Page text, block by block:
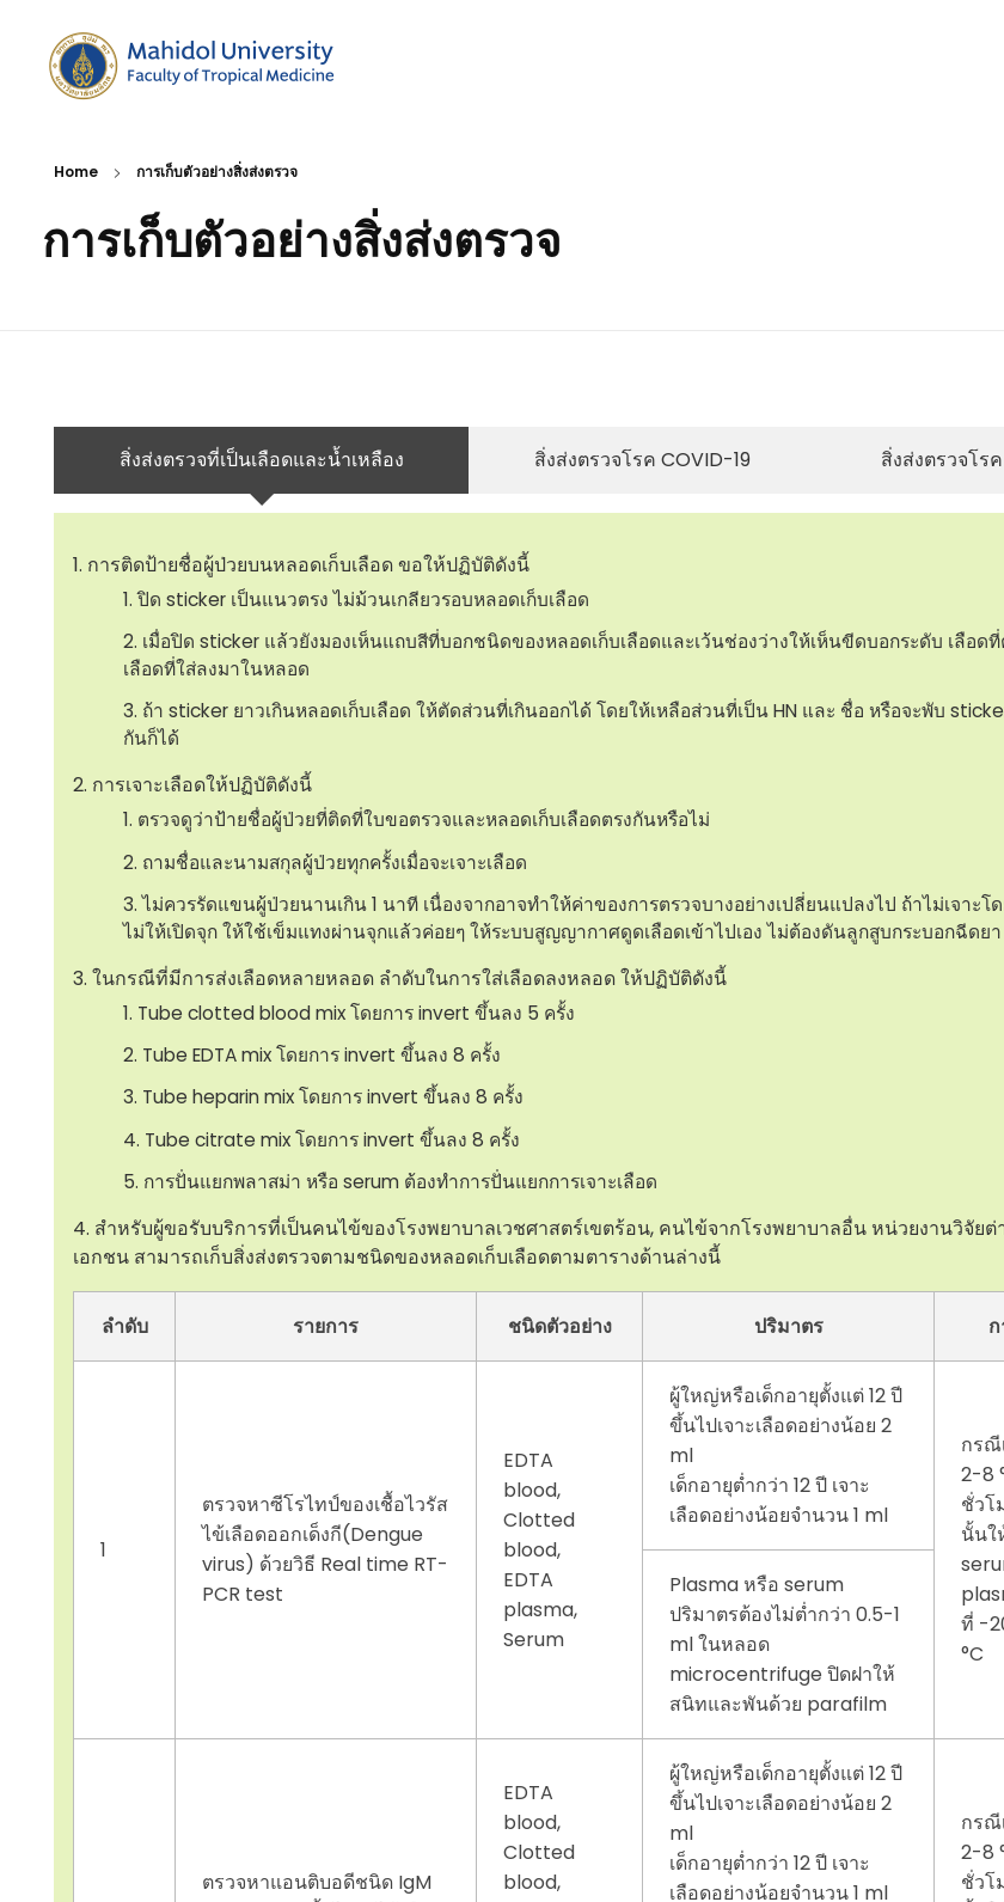
Home การเก็บตัวอย่างสิ่งส่งตรวจ
การเก็บตัวอย่างสิ่งส่งตรวจ
สิ่งส่งตรวจที่เป็นเลือดและน้ำเหลือง สิ่งส่งตรวจโรค COVID-19 สิ่งส่งตรวจโร
การติดป้ายชื่อผู้ป่วยบนหลอดเก็บเลือด ขอให้ปฏิบัติดังนี้
ปิด sticker เป็นแนวตรง ไม่ม้วนเกลียวรอบหลอดเก็บเลือด
เมื่อปิด sticker แล้วยังมองเห็นแถบสีที่บอกชนิดของหลอดเก็บเลือดและเว้นช่องว่างให้เห็นขีดบอกระดับ เลือดที่
เลือดที่ใส่ลงมาในหลอด
ถ้า sticker ยาวเกินหลอดเก็บเลือด ให้ตัดส่วนที่เกินออกได้ โดยให้เหลือส่วนที่เป็น HN และ ชื่อ หรือจะพับ
กันก็ได้
การเจาะเลือดให้ปฏิบัติดังนี้
ตรวจดูว่าป้ายชื่อผู้ป่วยที่ติดที่ใบขอตรวจและหลอดเก็บเลือดตรงกันหรือไม่
ถามชื่อและนามสกุลผู้ป่วยทุกครั้งเมื่อจะเจาะเลือด
ไม่ควรรัดแขนผู้ป่วยนานเกิน 1 นาที เนื่องจากอาจทำให้ค่าของการตรวจบางอย่างเปลี่ยนแปลงไป ถ้าไม่เจาะ
ไม่ให้เปิดจุก ให้ใช้เข็มแทงผ่านจุกแล้วค่อยๆ ให้ระบบสูญญากาศดูดเลือดเข้าไปเอง ไม่ต้องดันลูกสูบกระบอกฉีดยา
ในกรณีที่มีการส่งเลือดหลายหลอด ลำดับในการใส่เลือดลงหลอด ให้ปฏิบัติดังนี้​
Tube clotted blood mix โดยการ invert ขึ้นลง 5 ครั้ง
Tube EDTA mix โดยการ invert ขึ้นลง 8 ครั้ง
Tube heparin mix โดยการ invert ขึ้นลง 8 ครั้ง
Tube citrate mix โดยการ invert ขึ้นลง 8 ครั้ง
การปั่นแยกพลาสม่า หรือ serum ต้องทำการปั่นแยกการเจาะเลือด
สำหรับผู้ขอรับบริการที่เป็นคนไข้ของโรงพยาบาลเวชศาสตร์เขตร้อน, คนไข้จากโรงพยาบาลอื่น หน่วยงานวิจัยต่
เอกชน สามารถเก็บสิ่งส่งตรวจตามชนิดของหลอดเก็บเลือดตามตารางด้านล่างนี้
ลำดับ รายการ ชนิดตัวอย่าง ปริมาตร
1
ตรวจหาซีโรไทป์ของเชื้อไวรัส
ไข้เลือดออกเด็งกี(Dengue
virus) ด้วยวิธี Real time RT-
PCR test
EDTA
blood,
Clotted
blood,
EDTA
plasma,
Serum
ผู้ใหญ่หรือเด็กอายุตั้งแต่ 12 ปี
ขึ้นไปเจาะเลือดอย่างน้อย 2
ml
เด็กอายุต่ำกว่า 12 ปี เจาะ
เลือดอย่างน้อยจำนวน 1 ml
กรณี
2-8
ชั่วโ
นั้นใ
ที่ -
°C
Plasma หรือ serum
ปริมาตรต้องไม่ต่ำกว่า 0.5-1
ml ในหลอด
microcentrifuge ปิดฝาให้
สนิทและพันด้วย parafilm
ตรวจหาแอนติบอดีชนิด IgM
EDTA
blood,
Clotted
blood,
ผู้ใหญ่หรือเด็กอายุตั้งแต่ 12 ปี
ขึ้นไปเจาะเลือดอย่างน้อย 2
ml
เด็กอายุต่ำกว่า 12 ปี เจาะ
เลือดอย่างน้อยจำนวน 1 ml
กรณี
2-8
ชั่วโ